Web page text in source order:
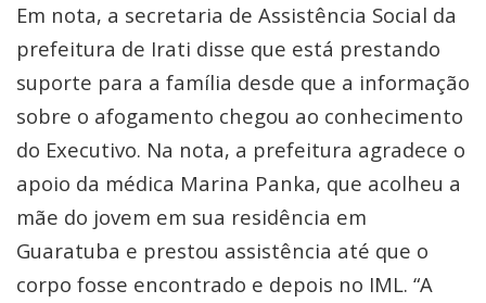
Em nota, a secretaria de Assistência Social da
prefeitura de Irati disse que está prestando
suporte para a família desde que a informação
sobre o afogamento chegou ao conhecimento
do Executivo. Na nota, a prefeitura agradece o
apoio da médica Marina Panka, que acolheu a
mãe do jovem em sua residência em
Guaratuba e prestou assistência até que o
corpo fosse encontrado e depois no IML. “A